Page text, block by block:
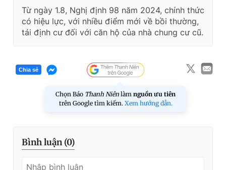
Từ ngày 1.8, Nghị định 98 năm 2024, chính thức
có hiệu lực, với nhiều điểm mới về bồi thường,
tái định cư đối với căn hộ của nhà chung cư cũ.
Chia sẻ
Chọn Báo Thanh Niên làm nguồn ưu tiên
trên Google tìm kiếm. Xem hướng dẫn.
Bình luận (0)